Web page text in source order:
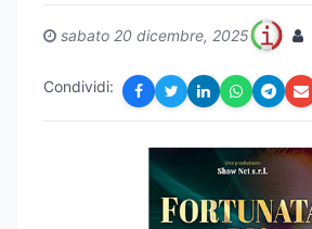
sabato 20 dicembre, 2025
Condividi: